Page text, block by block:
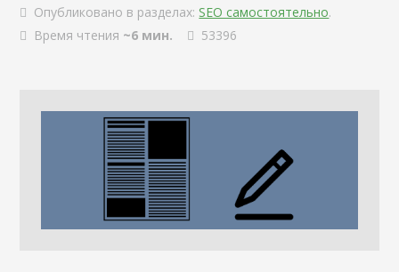
Опубликовано в разделах: SEO самостоятельно.
Время чтения ~6 мин. 53396